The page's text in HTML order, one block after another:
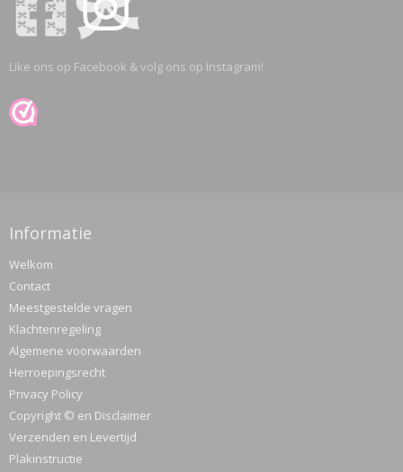
Like ons op Facebook & volg ons op Instagram!
Informatie
Welkom
Contact
Meestgestelde vragen
Klachtenregeling
Algemene voorwaarden
Herroepingsrecht
Privacy Policy
Copyright © en Disclaimer
Verzenden en Levertijd
Plakinstructie